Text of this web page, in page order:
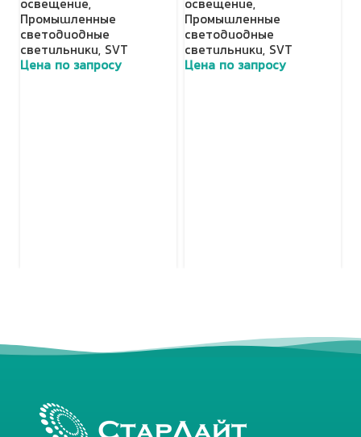
освещение,
Промышленные
светодиодные
светильники, SVT
Цена по запросу
освещение,
Промышленные
светодиодные
светильники, SVT
Цена по запросу